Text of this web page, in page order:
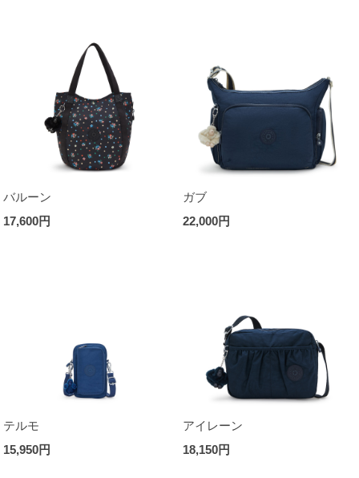
バルーン
17,600円
ガブ
22,000円
テルモ
15,950円
アイレーン
18,150円